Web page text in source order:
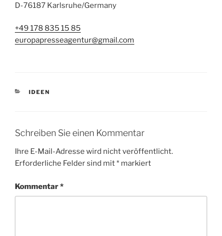
D-76187 Karlsruhe/Germany
+49 178 835 15 85
europapresseagentur@gmail.com
KATEGORIEN
IDEEN
Schreiben Sie einen Kommentar
Ihre E-Mail-Adresse wird nicht veröffentlicht.
Erforderliche Felder sind mit* markiert
Kommentar*